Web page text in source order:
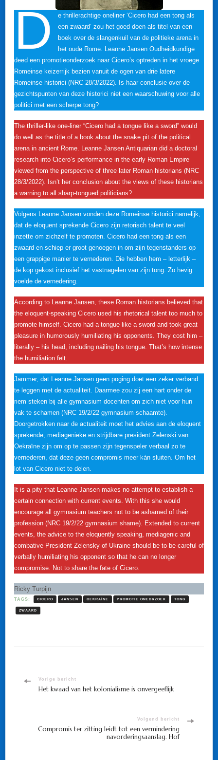
D
e thrillerachtige oneliner ‘Cicero had een tong als
een zwaard’ zou het goed doen als titel van een
boek over de slangenkuil van de politieke arena in
het oude Rome. Leanne Jansen Oudheidkundige
deed een promotieonderzoek naar Cicero’s optreden in het vroege
Romeinse keizerrijk bezien vanuit de ogen van drie latere
Romeinse historici (NRC 28/3/2022). Is haar conclusie over de
gezichtspunten van deze historici niet een waarschuwing voor alle
politici met een scherpe tong?
The thriller-like one-liner “Cicero had a tongue like a sword” would
do well as the title of a book about the snake pit of the political
arena in ancient Rome. Leanne Jansen Antiquarian did a doctoral
research into Cicero’s performance in the early Roman Empire
viewed from the perspective of three later Roman historians (NRC
28/3/2022). Isn’t her conclusion about the views of these historians
a warning to all sharp-tongued politicians?
Volgens Leanne Jansen vonden deze Romeinse historici namelijk,
dat de eloquent sprekende Cicero zijn retorisch talent te veel
inzette om zichzelf te promoten. Cicero had een tong als een
zwaard en schiep er groot genoegen in om zijn tegenstanders op
een grappige manier te vernederen. Die hebben hem – letterlijk –
de kop gekost inclusief het vastnagelen van zijn tong. Zo hevig
voelde de vernedering.
According to Leanne Jansen, these Roman historians believed that
the eloquent-speaking Cicero used his rhetorical talent too much to
promote himself. Cicero had a tongue like a sword and took great
pleasure in humorously humiliating his opponents. They cost him –
literally – his head, including nailing his tongue. That’s how intense
the humiliation felt.
Jammer, dat Leanne Jansen geen poging doet een zeker verband
te leggen met de actualiteit. Daarmee zou zij een hart onder de
riem steken bij alle gymnasium docenten om zich niet voor hun
vak te schamen (NRC 19/2/22 gymnasium schaamte).
Doorgetrokken naar de actualiteit moet het advies aan de eloquent
sprekende, mediagenieke en strijdbare president Zelenski van
Oekraïne zijn om op te passen zijn tegenspeler verbaal zo te
vernederen, dat deze geen compromis meer kán sluiten. Om het
lot van Cicero niet te delen.
It is a pity that Leanne Jansen makes no attempt to establish a
certain connection with current events. With this she would
encourage all gymnasium teachers not to be ashamed of their
profession (NRC 19/2/22 gymnasium shame). Extended to current
events, the advice to the eloquently speaking, mediagenic and
combative President Zelensky of Ukraine should be to be careful of
verbally humiliating his opponent so that he can no longer
compromise. Not to share the fate of Cicero.
Ricky Turpijn
TAGS: CICERO JANSEN OEKRAÏNE PROMOTIE ONEDRZOEK TONG
ZWAARD
Bericht
Vorige bericht
Het kwaad van het kolonialisme is onvergeeflijk
Volgend bericht
Compromis ter zitting leidt tot een vermindering
navorderingsaanslag. Hof